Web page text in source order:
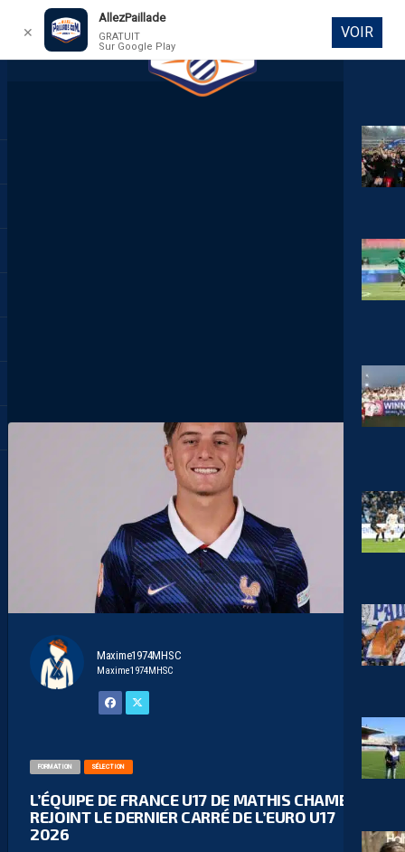
DIRECT
Maxime1974MHSC
Maxime1974MHSC
FORMATION SÉLECTION
L’ÉQUIPE DE FRANCE U17 DE MATHIS CHAMBON
REJOINT LE DERNIER CARRÉ DE L’EURO U17
2026
✕
AllezPaillade
GRATUIT
Sur Google Play
VOIR